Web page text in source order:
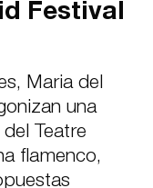
Festival
Maria del
una
Teatre
flamenco,